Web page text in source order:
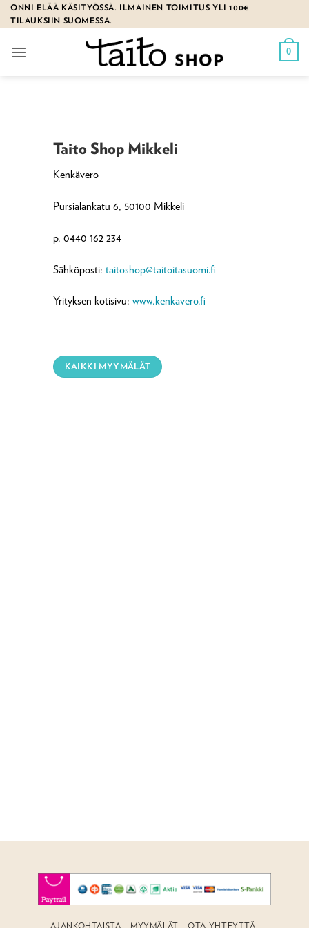
Skip
to
ONNI ELÄÄ KÄSITYÖSSÄ. ILMAINEN TOIMITUS YLI 100€
TILAUKSIIN SUOMESSA.
0
Taito Shop Mikkeli
Kenkävero
Pursialankatu 6, 50100 Mikkeli
p. 0440 162 234
Sähköposti:taitoshop@taitoitasuomi.fi
Yrityksen kotisivu:www.kenkavero.fi
KAIKKI MYYMÄLÄT
AJANKOHTAISTA MYYMÄLÄT OTA YHTEYTTÄ